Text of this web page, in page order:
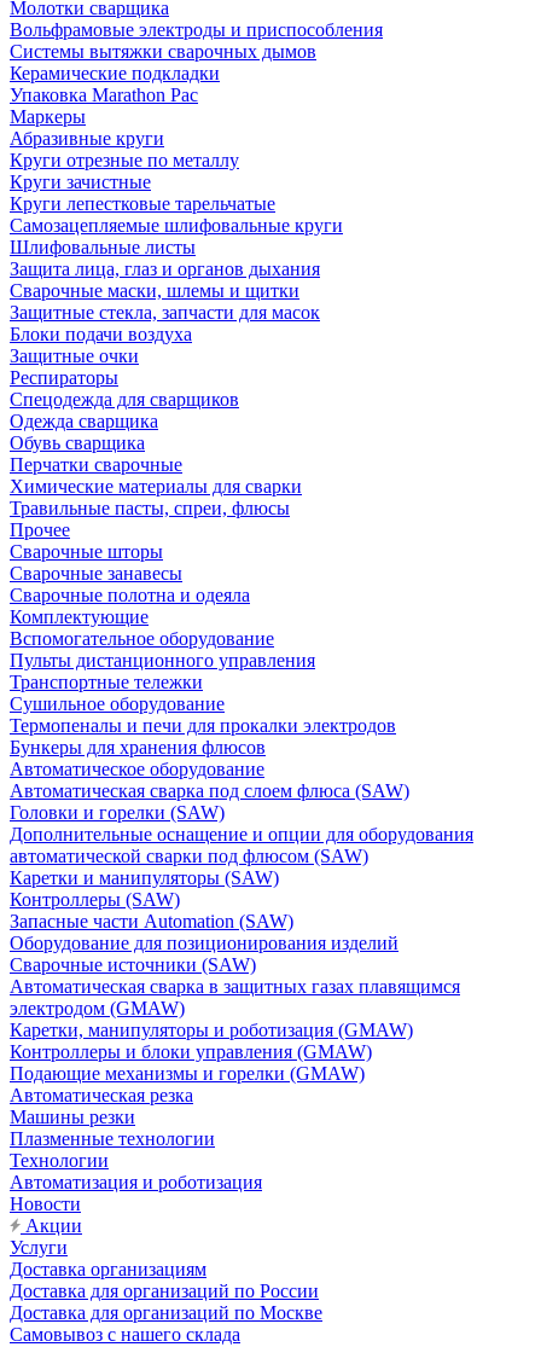
Молотки сварщика
Вольфрамовые электроды и приспособления
Системы вытяжки сварочных дымов
Керамические подкладки
Упаковка Marathon Pac
Маркеры
Абразивные круги
Круги отрезные по металлу
Круги зачистные
Круги лепестковые тарельчатые
Самозацепляемые шлифовальные круги
Шлифовальные листы
Защита лица, глаз и органов дыхания
Сварочные маски, шлемы и щитки
Защитные стекла, запчасти для масок
Блоки подачи воздуха
Защитные очки
Респираторы
Спецодежда для сварщиков
Одежда сварщика
Обувь сварщика
Перчатки сварочные
Химические материалы для сварки
Травильные пасты, спреи, флюсы
Прочее
Сварочные шторы
Сварочные занавесы
Сварочные полотна и одеяла
Комплектующие
Вспомогательное оборудование
Пульты дистанционного управления
Транспортные тележки
Сушильное оборудование
Термопеналы и печи для прокалки электродов
Бункеры для хранения флюсов
Автоматическое оборудование
Автоматическая сварка под слоем флюса (SAW)
Головки и горелки (SAW)
Дополнительные оснащение и опции для оборудования
автоматической сварки под флюсом (SAW)
Каретки и манипуляторы (SAW)
Контроллеры (SAW)
Запасные части Automation (SAW)
Оборудование для позиционирования изделий
Сварочные источники (SAW)
Автоматическая сварка в защитных газах плавящимся
электродом (GMAW)
Каретки, манипуляторы и роботизация (GMAW)
Контроллеры и блоки управления (GMAW)
Подающие механизмы и горелки (GMAW)
Автоматическая резка
Машины резки
Плазменные технологии
Технологии
Автоматизация и роботизация
Новости
Акции
Услуги
Доставка организациям
Доставка для организаций по России
Доставка для организаций по Москве
Самовывоз с нашего склада